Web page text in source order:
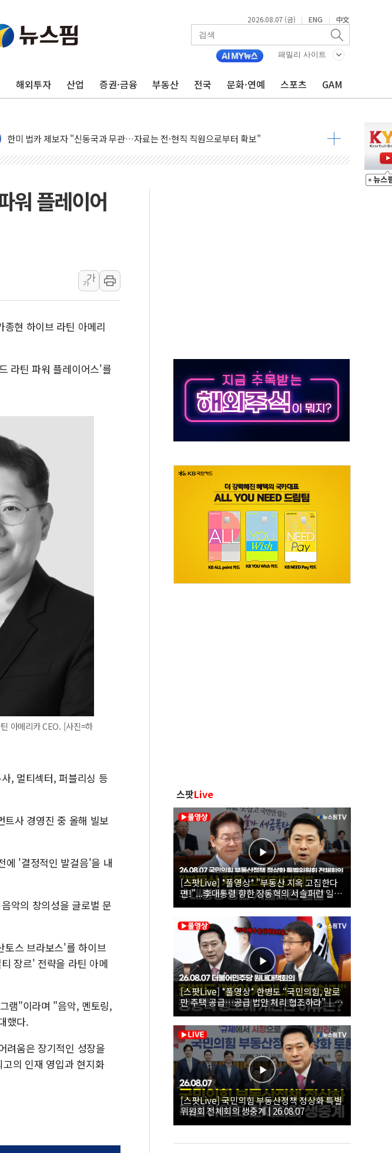
2026.08.07 (금) | ENG | 中文
패밀리 사이트
해외투자 산업 증권·금융 부동산 전국 문화·연예 스포츠 GAM
[시승기] 공간·승차감 잡은 볼보 EX90…'올 터치'는 호불호
한미 법카 제보자 "신동국과 무관…자료는 전·현직 직원으로부터 확보"
에어로케이항공, 청주-중국 청두 노선 운항허가 취득...중국 노선 다변화
SKT, '8월 월간 럭키 페스타' 실시...휴대폰 결제 최대 6000원 할인
원주시, 첨단의료복합단지 지정 준비 본격화…'AI 데이터 기반 메디테크 혁신허브' 구상
삼척시, 무건리 이끼폭포 생태탐방로 출입 통제
청도 문수리 야산서 산불 진화 중...진화헬기 3대 투입
헥토이노베이션, 상반기 매출 첫 2000억원 돌파
우리은행, 고창해상풍력에 4000억 금융 지원
민병덕 "오늘 67개 점포 영업 재개...장바구니에 홈플러스 담아달라" 호소
워 플레이어
가
가
현 하이브 라틴 아메리
라틴 파워 플레이어스'를
아메리카 CEO. [사진=하
, 멀티섹터, 퍼블리싱 등
사 경영진 중 올해 빌보
에 '결정적인 발걸음'을 내
악의 창의성을 글로벌 문
토스 브라보스'를 하이브
장르' 전략을 라틴 아메
램"이라며 "음악, 멘토링,
했다.
려움은 장기적인 성장을
의 인재 영입과 현지화
스팟Live
[스팟Live] *풀영상* "부동산 지옥 고집한다
면!"...李대통령 향한 장동혁의 서슬퍼런 일갈
| 26.08.07 국민의힘 부동산정책 정상화 특별
위원회 전체회의
[스팟Live] *풀영상* 한병도 “국민의힘, 말로
만 주택 공급…공급 법안 처리 협조하라”｜
26.08.07 더불어민주당 원내대책회의
[스팟Live] 국민의힘 부동산정책 정상화 특별
위원회 전체회의 생중계 | 26.08.07